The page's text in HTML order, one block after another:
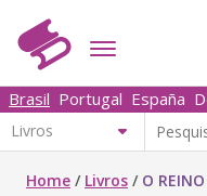
Brasil Portugal España
Home / Livros / O